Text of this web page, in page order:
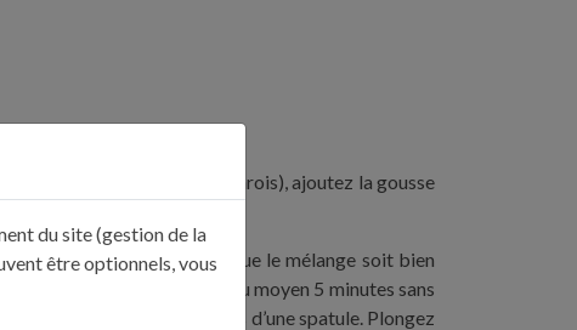
lait n’accrochera pas aux parois), ajoutez la gousse
5 minutes jusqu’à ce que le mélange soit bien
et faites cuire à feu moyen 5 minutes sans
reste bien visible sur le dos d’une spatule. Plongez
du site (gestion de la
être optionnels, vous